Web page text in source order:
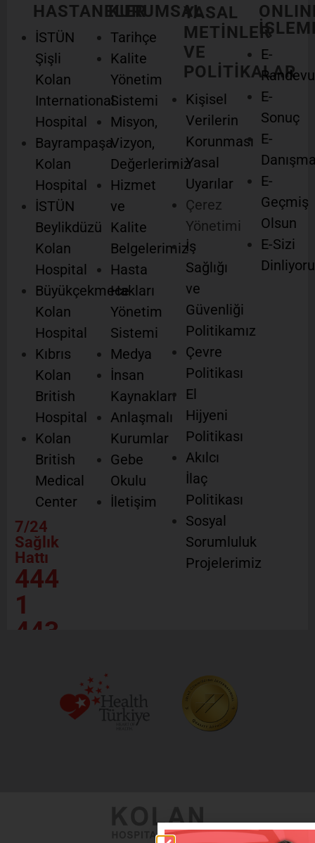
HASTANELER
İSTÜN
Şişli
Kolan
International
Hospital
Bayrampaşa
Kolan
Hospital
İSTÜN
Beylikdüzü
Kolan
Hospital
Büyükçekmece
Kolan
Hospital
Kıbrıs
Kolan
British
Hospital
Kolan
British
Medical
Center
7/24
Sağlık
Hattı
444
1
443
KURUMSAL
Tarihçe
Kalite
Yönetim
Sistemi
Misyon,
Vizyon,
Değerlerimiz
Hizmet
ve
Kalite
Belgelerimiz
Hasta
Hakları
Yönetim
Sistemi
Medya
İnsan
Kaynakları
Anlaşmalı
Kurumlar
Gebe
Okulu
İletişim
YASAL
METİNLER
VE
POLİTİKALAR
Kişisel
Verilerin
Korunması
Yasal
Uyarılar
Çerez
Yönetimi
İş
Sağlığı
ve
Güvenliği
Politikamız
Çevre
Politikası
El
Hijyeni
Politikası
Akılcı
İlaç
Politikası
Sosyal
Sorumluluk
Projelerimiz
E-
Randevu
E-
Sonuç
E-
E-
Geçmiş
Olsun
E-Sizi